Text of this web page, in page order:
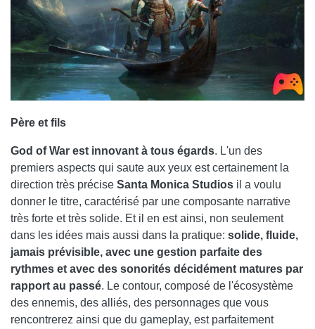
Père et fils
God of War est innovant à tous égards. L'un des
premiers aspects qui saute aux yeux est certainement la
direction très précise Santa Monica Studios il a voulu
donner le titre, caractérisé par une composante narrative
très forte et très solide. Et il en est ainsi, non seulement
dans les idées mais aussi dans la pratique: solide, fluide,
jamais prévisible, avec une gestion parfaite des
rythmes et avec des sonorités décidément matures par
rapport au passé. Le contour, composé de l'écosystème
des ennemis, des alliés, des personnages que vous
rencontrerez ainsi que du gameplay, est parfaitement